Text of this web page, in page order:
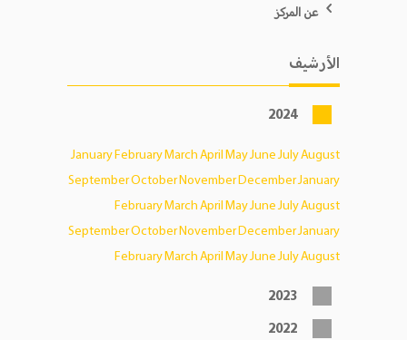
عن المركز
الأرشيف
2024
JanuaryFebruaryMarchAprilMayJuneJulyAugust
SeptemberOctoberNovemberDecemberJanuary
FebruaryMarchAprilMayJuneJulyAugust
SeptemberOctoberNovemberDecemberJanuary
FebruaryMarchAprilMayJuneJulyAugust
2023
2022